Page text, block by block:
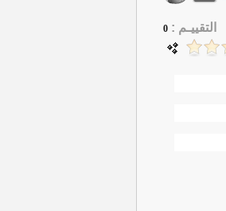
التقييـم : 0